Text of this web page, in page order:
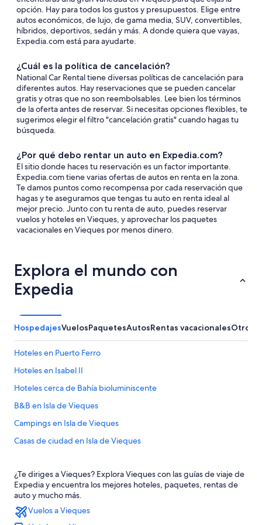
opción. Hay para todos los gustos y presupuestos. Elige entre
autos económicos, de lujo, de gama media, SUV, convertibles,
híbridos, deportivos, sedán y más. A donde quiera que vayas,
Expedia.com está para ayudarte.
¿Cuál es la política de cancelación?
National Car Rental tiene diversas políticas de cancelación para
diferentes autos. Hay reservaciones que se pueden cancelar
gratis y otras que no son reembolsables. Lee bien los términos
de la oferta antes de reservar. Si necesitas opciones flexibles, te
sugerimos elegir el filtro "cancelación gratis" cuando hagas tu
búsqueda.
¿Por qué debo rentar un auto en Expedia.com?
El sitio donde haces tu reservación es un factor importante.
Expedia.com tiene varias ofertas de autos en renta en la zona.
Te damos puntos como recompensa por cada reservación que
hagas y te aseguramos que tengas tu auto en renta ideal al
mejor precio. Junto con tu renta de auto, puedes reservar
vuelos y hoteles en Vieques, y aprovechar los paquetes
vacacionales en Vieques por menos dinero.
Explora el mundo con
Expedia
HospedajesVuelosPaquetesAutosRentas vacacionalesOtros
Hoteles en Puerto Ferro
Hoteles en Isabel II
Hoteles cerca de Bahía bioluminiscente
B&B en Isla de Vieques
Campings en Isla de Vieques
Casas de ciudad en Isla de Vieques
Casas vacacionales en Isla de Vieques
Casas flotantes en Isla de Vieques
Resorts en Isla de Vieques
¿Te diriges a Vieques? Explora Vieques con las guías de viaje de
Expedia y encuentra los mejores hoteles, paquetes, rentas de
auto y mucho más.
Vuelos a Vieques